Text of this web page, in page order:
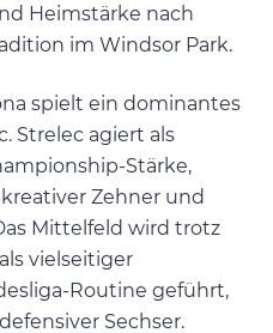
Heimstärke nach
im Windsor Park.
spielt ein dominantes
Strelec agiert als
Stärke,
Zehner und
Mittelfeld wird trotz
vielseitiger
Routine geführt,
Sechser.